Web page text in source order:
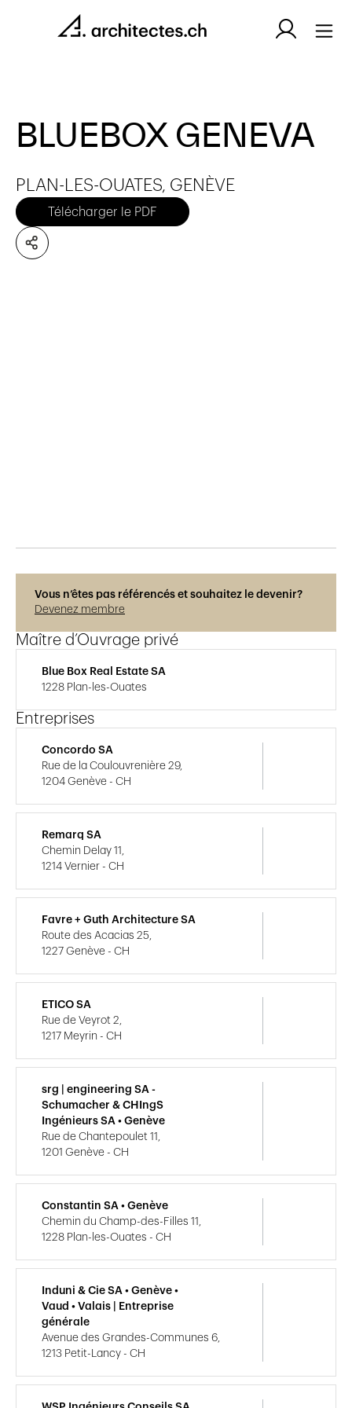
BLUEBOX GENEVA
PLAN-LES-OUATES, GENÈVE
Télécharger le PDF
Vous n’êtes pas référencés et souhaitez le devenir?
Devenez membre
Maître d’Ouvrage privé
Blue Box Real Estate SA
1228 Plan-les-Ouates
Entreprises
Concordo SA
Rue de la Coulouvrenière 29,
1204 Genève - CH
Remarq SA
Chemin Delay 11,
1214 Vernier - CH
Favre + Guth Architecture SA
Route des Acacias 25,
1227 Genève - CH
ETICO SA
Rue de Veyrot 2,
1217 Meyrin - CH
srg | engineering SA -
Schumacher & CHIngS
Ingénieurs SA • Genève
Rue de Chantepoulet 11,
1201 Genève - CH
Constantin SA • Genève
Chemin du Champ-des-Filles 11,
1228 Plan-les-Ouates - CH
Induni & Cie SA • Genève •
Vaud • Valais | Entreprise
générale
Avenue des Grandes-Communes 6,
1213 Petit-Lancy - CH